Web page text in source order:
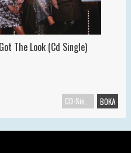
The Look (Cd Single)
CD-Singel BOKA